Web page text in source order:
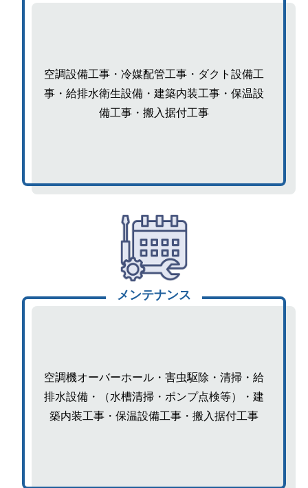
空調設備工事・冷媒配管工事・ダクト設備工
事・給排水衛生設備・建築内装工事・保温設
備工事・搬入据付工事
メンテナンス
空調機オーバーホール・害虫駆除・清掃・給
排水設備・（水槽清掃・ポンプ点検等）・建
築内装工事・保温設備工事・搬入据付工事